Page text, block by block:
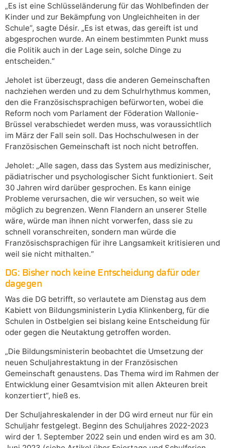
„Es ist eine Schlüsseländerung für das Wohlbefinden der
Kinder und zur Bekämpfung von Ungleichheiten in der
Schule“, sagte Désir. „Es ist etwas, das gereift ist und
abgesprochen wurde. An einem bestimmten Punkt muss
die Politik auch in der Lage sein, solche Dinge zu
entscheiden.“
Jeholet ist überzeugt, dass die anderen Gemeinschaften
nachziehen werden und zu dem Schulrhythmus kommen,
den die Französischsprachigen befürworten, wobei die
Reform noch vom Parlament der Föderation Wallonie-
Brüssel verabschiedet werden muss, was voraussichtlich
im März der Fall sein soll. Das Hochschulwesen in der
Französischen Gemeinschaft ist noch nicht betroffen.
Jeholet: „Alle sagen, dass das System aus medizinischer,
pädiatrischer und psychologischer Sicht funktioniert. Seit
30 Jahren wird darüber gesprochen. Es kann einige
Probleme verursachen, die wir versuchen, so weit wie
möglich zu begrenzen. Wenn Flandern an unserer Stelle
wäre, würde man ihnen nicht vorwerfen, dass sie zu
schnell voranschreiten, sondern man würde die
Französischsprachigen für ihre Langsamkeit kritisieren und
weil sie nicht mithalten.“
DG: Bisher noch keine Entscheidung dafür oder
dagegen
Was die DG betrifft, so verlautete am Dienstag aus dem
Kabiett von Bildungsministerin Lydia Klinkenberg, für die
Schulen in Ostbelgien sei bislang keine Entscheidung für
oder gegen die Neutaktung getroffen worden.
„Die Bildungsministerin beobachtet die Umsetzung der
neuen Schuljahrestaktung in der Französischen
Gemeinschaft genaustens. Das Thema wird im Rahmen der
Entwicklung einer Gesamtvision mit allen Akteuren breit
konzertiert“, hieß es.
Der Schuljahreskalender in der DG wird erneut nur für ein
Schuljahr festgelegt. Beginn des Schuljahres 2022-2023
wird der 1. September 2022 sein und enden wird es am 30.